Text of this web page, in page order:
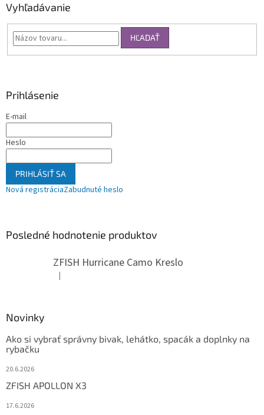
Vyhľadávanie
HĽADAŤ
Prihlásenie
E-mail
Heslo
PRIHLÁSIŤ SA
Nová registráciaZabudnuté heslo
Posledné hodnotenie produktov
ZFISH Hurricane Camo Kreslo
Hodnotenie produktu je 5 z 5 hviezdičiek.
|
Novinky
Ako si vybrať správny bivak, lehátko, spacák a doplnky na
rybačku
20.6.2026
ZFISH APOLLON X3
17.6.2026